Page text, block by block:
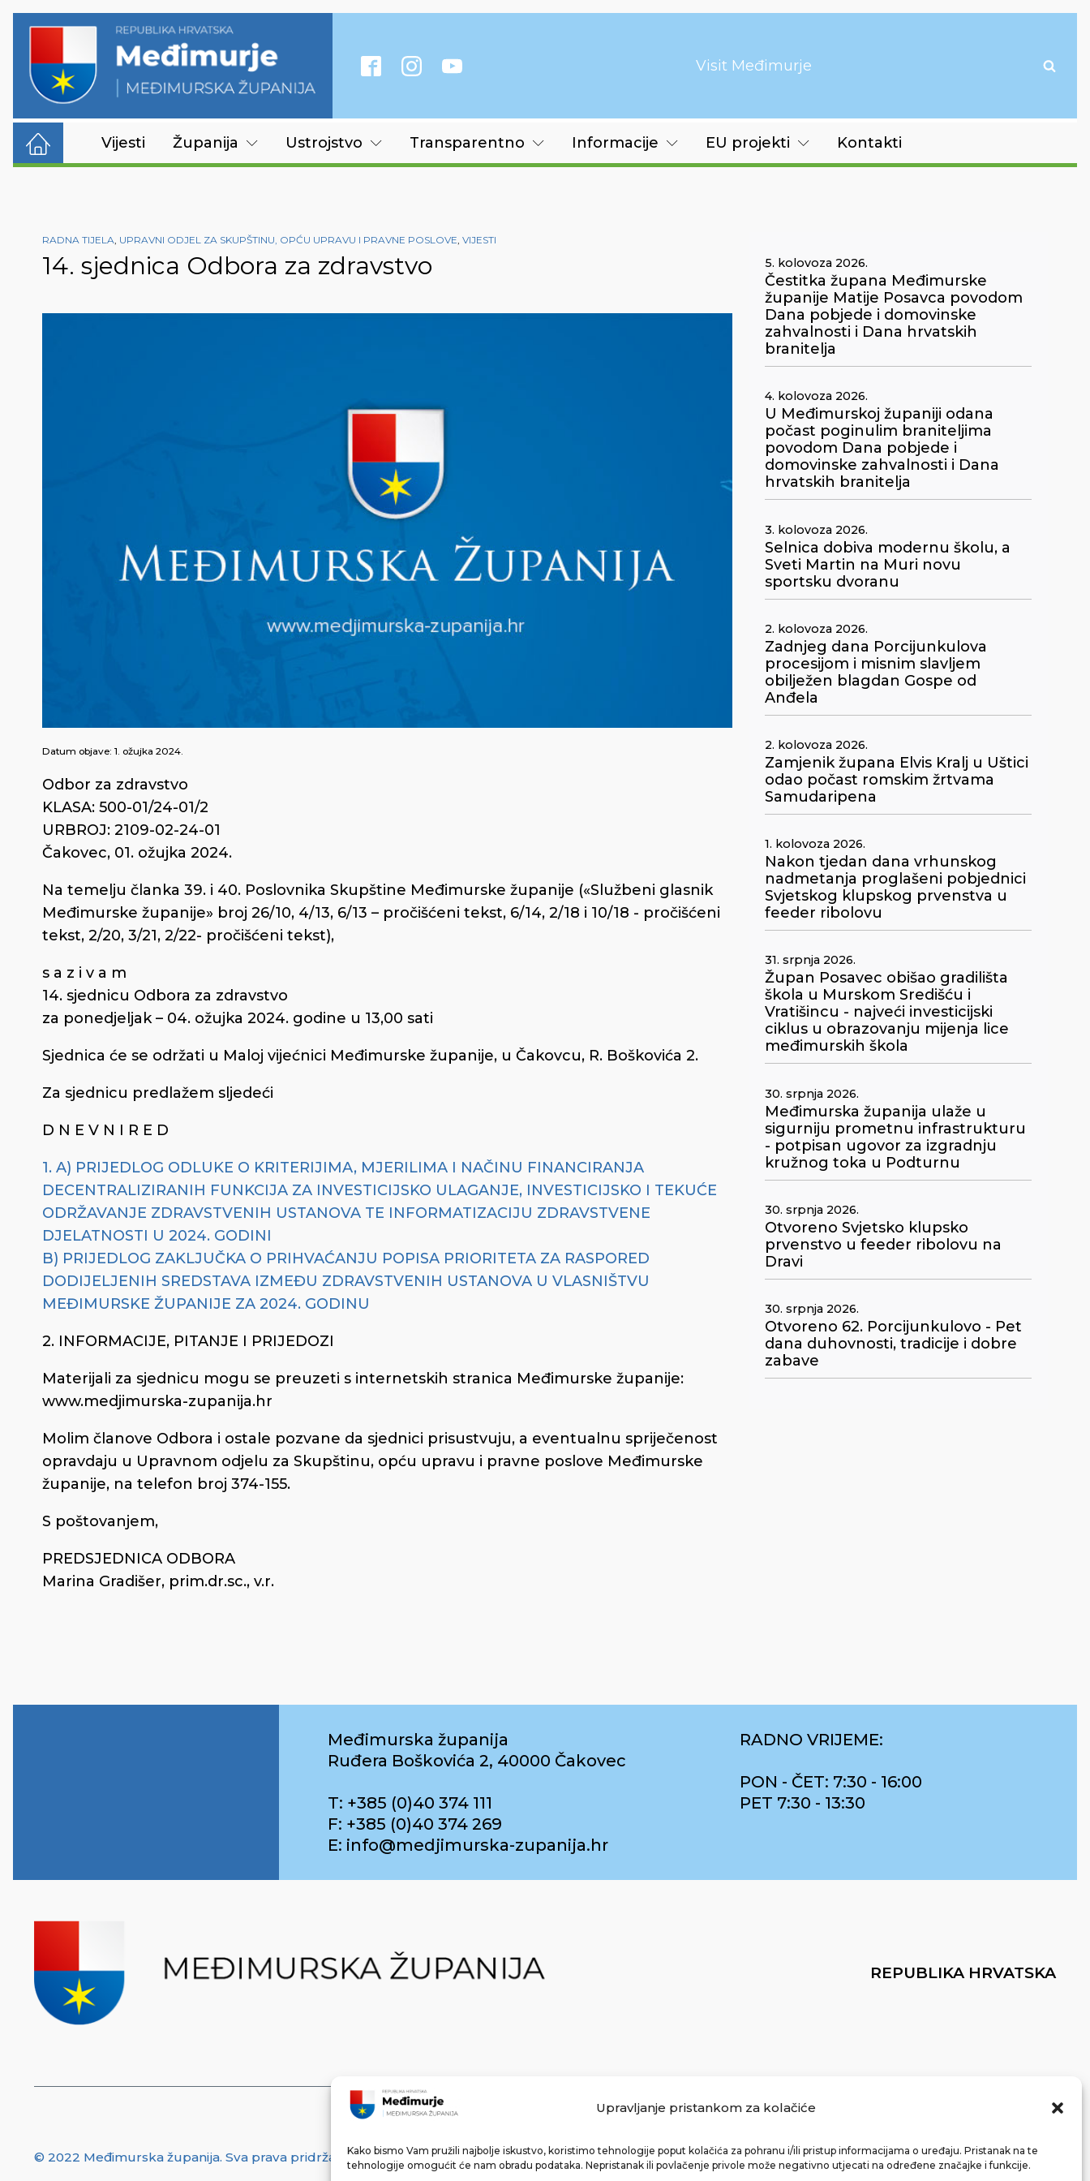
Upravljanje pristankom za kolačiće
Kako bismo Vam pružili najbolje iskustvo, koristimo tehnologije poput kolačića za pohranu i/ili pristup informacijama o uređaju. Pristanak na te
tehnologije omogućit će nam obradu podataka. Nepristanak ili povlačenje privole može negativno utjecati na određene značajke i funkcije.
Visit Međimurje
Vijesti Županija Ustrojstvo Transparentno Informacije EU projekti Kontakti
RADNA TIJELA, UPRAVNI ODJEL ZA SKUPŠTINU, OPĆU UPRAVU I PRAVNE POSLOVE, VIJESTI
14. sjednica Odbora za zdravstvo
Datum objave: 1. ožujka 2024.
Odbor za zdravstvo
KLASA: 500-01/24-01/2
URBROJ: 2109-02-24-01
Čakovec, 01. ožujka 2024.
Na temelju članka 39. i 40. Poslovnika Skupštine Međimurske županije («Službeni glasnik
Međimurske županije» broj 26/10, 4/13, 6/13 – pročišćeni tekst, 6/14, 2/18 i 10/18 - pročišćeni
tekst, 2/20, 3/21, 2/22- pročišćeni tekst),
s a z i v a m
14. sjednicu Odbora za zdravstvo
za ponedjeljak – 04. ožujka 2024. godine u 13,00 sati
Sjednica će se održati u Maloj vijećnici Međimurske županije, u Čakovcu, R. Boškovića 2.
Za sjednicu predlažem sljedeći
D N E V N I R E D
1. A) PRIJEDLOG ODLUKE O KRITERIJIMA, MJERILIMA I NAČINU FINANCIRANJA
DECENTRALIZIRANIH FUNKCIJA ZA INVESTICIJSKO ULAGANJE, INVESTICIJSKO I TEKUĆE
ODRŽAVANJE ZDRAVSTVENIH USTANOVA TE INFORMATIZACIJU ZDRAVSTVENE
DJELATNOSTI U 2024. GODINI
B) PRIJEDLOG ZAKLJUČKA O PRIHVAĆANJU POPISA PRIORITETA ZA RASPORED
DODIJELJENIH SREDSTAVA IZMEĐU ZDRAVSTVENIH USTANOVA U VLASNIŠTVU
MEĐIMURSKE ŽUPANIJE ZA 2024. GODINU
2. INFORMACIJE, PITANJE I PRIJEDOZI
Materijali za sjednicu mogu se preuzeti s internetskih stranica Međimurske županije:
www.medjimurska-zupanija.hr
Molim članove Odbora i ostale pozvane da sjednici prisustvuju, a eventualnu spriječenost
opravdaju u Upravnom odjelu za Skupštinu, opću upravu i pravne poslove Međimurske
županije, na telefon broj 374-155.
S poštovanjem,
PREDSJEDNICA ODBORA
Marina Gradišer, prim.dr.sc., v.r.
5. kolovoza 2026.
Čestitka župana Međimurske
županije Matije Posavca povodom
Dana pobjede i domovinske
zahvalnosti i Dana hrvatskih
branitelja
4. kolovoza 2026.
U Međimurskoj županiji odana
počast poginulim braniteljima
povodom Dana pobjede i
domovinske zahvalnosti i Dana
hrvatskih branitelja
3. kolovoza 2026.
Selnica dobiva modernu školu, a
Sveti Martin na Muri novu
sportsku dvoranu
2. kolovoza 2026.
Zadnjeg dana Porcijunkulova
procesijom i misnim slavljem
obilježen blagdan Gospe od
Anđela
2. kolovoza 2026.
Zamjenik župana Elvis Kralj u Uštici
odao počast romskim žrtvama
Samudaripena
1. kolovoza 2026.
Nakon tjedan dana vrhunskog
nadmetanja proglašeni pobjednici
Svjetskog klupskog prvenstva u
feeder ribolovu
31. srpnja 2026.
Župan Posavec obišao gradilišta
škola u Murskom Središću i
Vratišincu - najveći investicijski
ciklus u obrazovanju mijenja lice
međimurskih škola
30. srpnja 2026.
Međimurska županija ulaže u
sigurniju prometnu infrastrukturu
- potpisan ugovor za izgradnju
kružnog toka u Podturnu
30. srpnja 2026.
Otvoreno Svjetsko klupsko
prvenstvo u feeder ribolovu na
Dravi
30. srpnja 2026.
Otvoreno 62. Porcijunkulovo - Pet
dana duhovnosti, tradicije i dobre
zabave
Međimurska županija
Ruđera Boškovića 2, 40000 Čakovec
T: +385 (0)40 374 111
F: +385 (0)40 374 269
E: info@medjimurska-zupanija.hr
RADNO VRIJEME:
PON - ČET: 7:30 - 16:00
PET 7:30 - 13:30
REPUBLIKA HRVATSKA
© 2022 Međimurska županija. Sva prava pridržana.Made with ❤ by bg & 3na3.